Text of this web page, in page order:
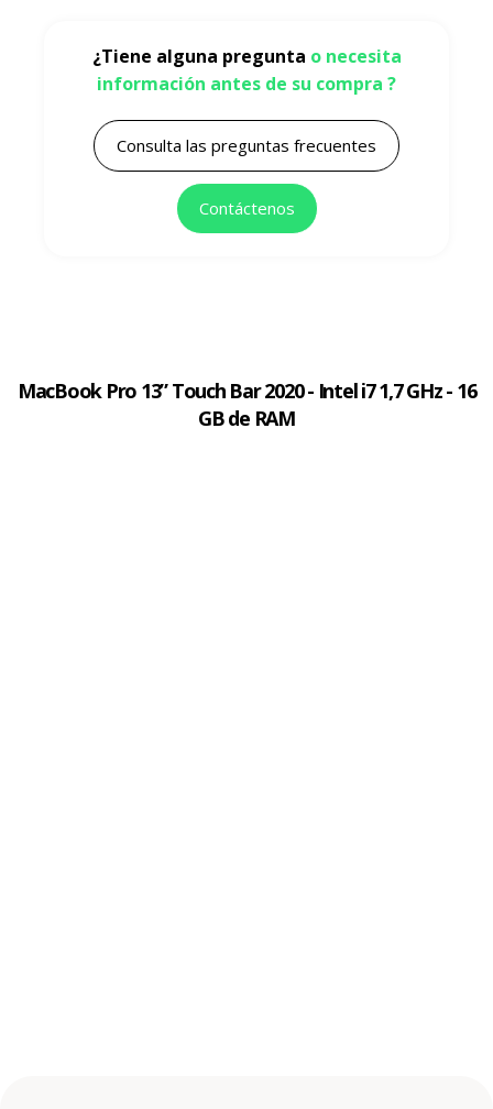
¿Tiene alguna pregunta o necesita
información antes de su compra ?
Consulta las preguntas frecuentes
Contáctenos
MacBook Pro 13” Touch Bar 2020 - Intel i7 1,7 GHz - 16
GB de RAM